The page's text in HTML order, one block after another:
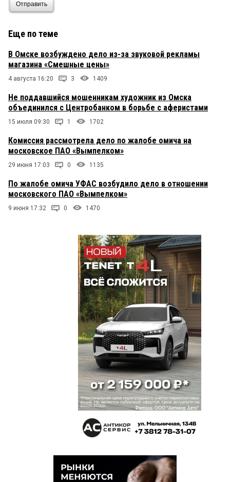
Отправить
Еще по теме
В Омске возбуждено дело из-за звуковой рекламы
магазина «Смешные цены»
4 августа 16:20 3 1409
Не поддавшийся мошенникам художник из Омска
объединился с Центробанком в борьбе с аферистами
15 июля 09:30 1 1702
Комиссия рассмотрела дело по жалобе омича на
московское ПАО «Вымпелком»
29 июня 17:03 0 1135
По жалобе омича УФАС возбудило дело в отношении
московского ПАО «Вымпелком»
9 июня 17:32 0 1470